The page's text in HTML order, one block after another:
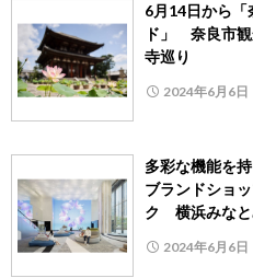
6月14日から「
ド」 奈良市観
寺巡り
2024年6月6日
多彩な機能を
ブランドショ
ク 横浜みなと
2024年6月6日